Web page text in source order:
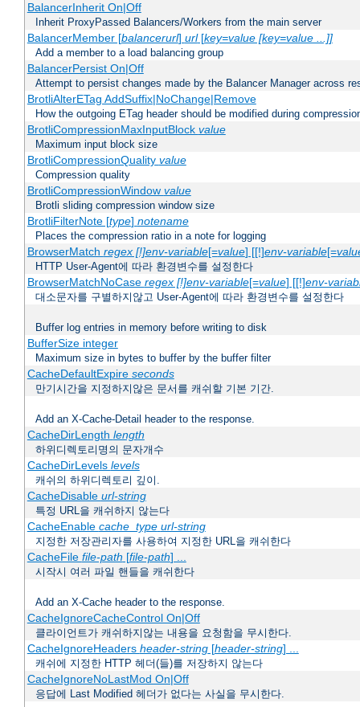
BalancerInherit On|Off
Inherit ProxyPassed Balancers/Workers from the main server
BalancerMember [balancerurl] url[key=value [key=value ...]]
Add a member to a load balancing group
BalancerPersist On|Off
Attempt to persist changes made by the Balancer Manager across
BrotliAlterETag AddSuffix|NoChange|Remove
How the outgoing ETag header should be modified during
BrotliCompressionMaxInputBlock value
Maximum input block size
BrotliCompressionQuality value
Compression quality
BrotliCompressionWindow value
Brotli sliding compression window size
BrotliFilterNote [type] notename
Places the compression ratio in a note for logging
BrowserMatch regex [!]env-variable[=value] [[!]env-variable[=
HTTP User-Agent에 따라 환경변수를 설정한다
BrowserMatchNoCase regex [!]env-variable[=value] [[!]env-
대소문자를 구별하지않고 User-Agent에 따라 환경변수를 설정한다
Buffer log entries in memory before writing to disk
BufferSize integer
Maximum size in bytes to buffer by the buffer filter
CacheDefaultExpire seconds
만기시간을 지정하지않은 문서를 캐쉬할 기본 기간.
Add an X-Cache-Detail header to the response.
CacheDirLength length
하위디렉토리명의 문자개수
CacheDirLevels levels
캐쉬의 하위디렉토리 깊이.
CacheDisable url-string
특정 URL을 캐쉬하지 않는다
CacheEnable cache_type url-string
지정한 저장관리자를 사용하여 지정한 URL을 캐쉬한다
CacheFile file-path [file-path] ...
시작시 여러 파일 핸들을 캐쉬한다
Add an X-Cache header to the response.
CacheIgnoreCacheControl On|Off
클라이언트가 캐쉬하지않는 내용을 요청함을 무시한다.
CacheIgnoreHeaders header-string[header-string] ...
캐쉬에 지정한 HTTP 헤더(들)를 저장하지 않는다
CacheIgnoreNoLastMod On|Off
응답에 Last Modified 헤더가 없다는 사실을 무시한다.